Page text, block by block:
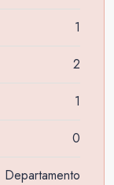
1
2
1
0
Departamento